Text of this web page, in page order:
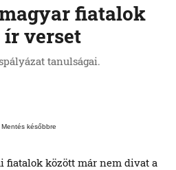
fiatalok
ír verset
tanulságai.
Mentés későbbre